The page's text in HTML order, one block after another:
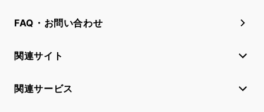
FAQ・お問い合わせ
関連サイト
関連サービス